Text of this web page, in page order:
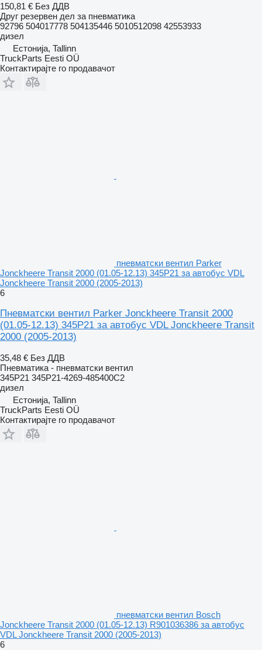
150,81 € Без ДДВ
Друг резервен дел за пневматика
92796 504017778 504135446 5010512098 42553933
дизел
Естонија, Tallinn
TruckParts Eesti OÜ
Контактирајте го продавачот
пневматски вентил Parker
Jonckheere Transit 2000 (01.05-12.13) 345P21 за автобус VDL
Jonckheere Transit 2000 (2005-2013)
6
Пневматски вентил Parker Jonckheere Transit 2000
(01.05-12.13) 345P21 за автобус VDL Jonckheere Transit
2000 (2005-2013)
35,48 € Без ДДВ
Пневматика - пневматски вентил
345P21 345P21-4269-485400C2
дизел
Естонија, Tallinn
TruckParts Eesti OÜ
Контактирајте го продавачот
пневматски вентил Bosch
Jonckheere Transit 2000 (01.05-12.13) R901036386 за автобус
VDL Jonckheere Transit 2000 (2005-2013)
6